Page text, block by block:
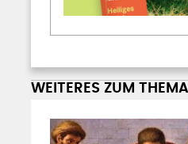
WEITERES ZUM THEMA